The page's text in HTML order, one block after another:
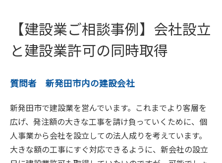
【建設業ご相談事例】会社設立
と建設業許可の同時取得
質問者 新発田市内の建設会社
新発田市で建設業を営んでいます。これまでより客層を
広げ、発注額の大きな工事を請け負っていくために、個
人事業から会社を設立しての法人成りを考えています。
大きな額の工事にすぐ対応できるように、新会社の設立